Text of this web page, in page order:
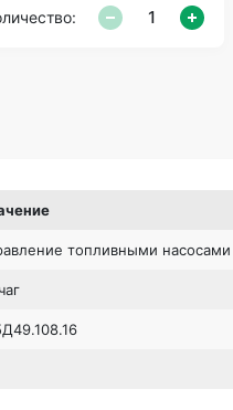
топливными